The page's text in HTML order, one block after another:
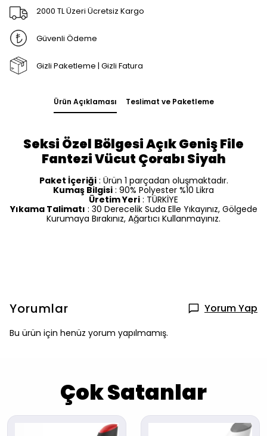
2000 TL Üzeri Ücretsiz Kargo
Güvenli Ödeme
Gizli Paketleme | Gizli Fatura
Ürün Açıklaması Teslimat ve Paketleme
Seksi Özel Bölgesi Açık Geniş File
Fantezi Vücut Çorabı Siyah
Paket İçeriği: Ürün 1 parçadan oluşmaktadır.
Kumaş Bilgisi : 90% Polyester %10 Likra
Üretim Yeri : TÜRKİYE
Yıkama Talimatı : 30 Derecelik Suda Elle Yıkayınız, Gölgede
Kurumaya Bırakınız, Ağartıcı Kullanmayınız.
Yorumlar Yorum Yap
Bu ürün için henüz yorum yapılmamış.
Çok Satanlar